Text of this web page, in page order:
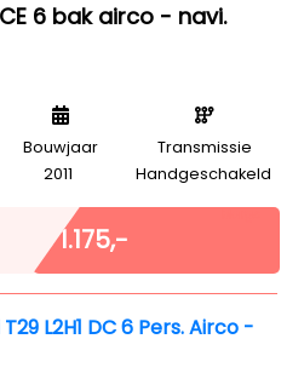
6 bak airco - navi.
Bouwjaar
2011
Transmissie
Handgeschakeld
€ 1.175,-